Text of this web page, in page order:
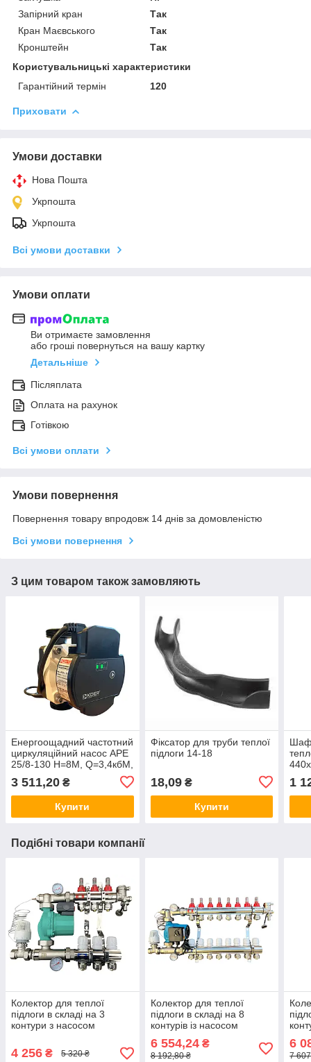
Запірний кран
Так
Кран Маєвського
Так
Кронштейн
Так
Користувальницькі характеристики
Гарантійний термін
120
Приховати
Умови доставки
Нова Пошта
Укрпошта
Укрпошта
Всі умови доставки
Умови оплати
Ви отримаєте замовлення
або гроші повернуться на вашу картку
Детальніше
Післяплата
Оплата на рахунок
Готівкою
Всі умови оплати
Умови повернення
Повернення товару впродовж 14 днів за домовленістю
Всі умови повернення
З цим товаром також замовляють
Енергоощадний частотний
циркуляційний насос APE
25/8-130 Н=8М, Q=3,4кбМ,
3 511,20 ₴
Купити
Фіксатор для труби теплої
підлоги 14-18
18,09₴
Купити
1
Подібні товари компанії
Колектор для теплої
підлоги в складі на 3
контури з насосом
"EUROPRODUCT"
4 256 ₴ 5 320 ₴
Колектор для теплої
підлоги в складі на 8
контурів із насосом
латунний
"EUROPRODUCT"
6 554,24₴
8 192,80 ₴
6
7